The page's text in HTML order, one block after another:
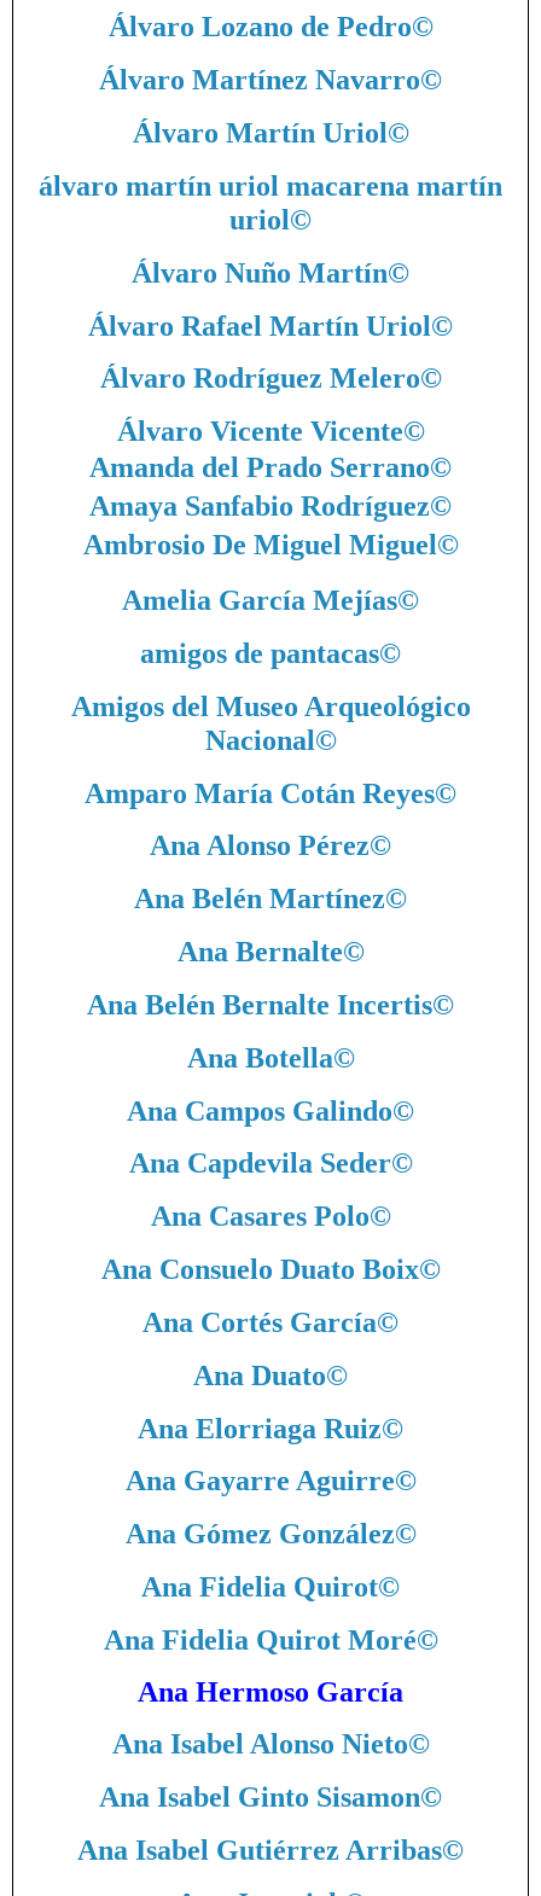
Álvaro Lozano de Pedro©
Álvaro Martínez Navarro©
Álvaro Martín Uriol ©
álvaro martín uriol macarena martín
uriol©
Álvaro Nuño Martín©
Álvaro Rafael Martín Uriol©
Álvaro Rodríguez Melero©
Álvaro Vicente Vicente©
Amanda del Prado Serrano©
Amaya Sanfabio Rodríguez©
Ambrosio De Miguel Miguel©
Amelia García Mejías©
amigos de pantacas©
Amigos del Museo Arqueológico
Nacional©
Amparo María Cotán Reyes©
Ana Alonso Pérez©
Ana Belén Martínez©
Ana Bernalte©
Ana Belén Bernalte Incertis©
Ana Botella©
Ana Campos Galindo©
Ana Capdevila Seder©
Ana Casares Polo©
Ana Consuelo Duato Boix©
Ana Cortés García©
Ana Duato©
Ana Elorriaga Ruiz©
Ana Gayarre Aguirre©
Ana Gómez González©
Ana Fidelia Quirot©
Ana Fidelia Quirot Moré©
Ana Hermoso García
Ana Isabel Alonso Nieto©
Ana Isabel Ginto Sisamon©
Ana Isabel Gutiérrez Arribas©